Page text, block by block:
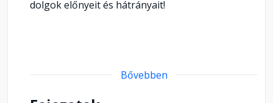
dolgok előnyeit és hátrányait!
Bővebben